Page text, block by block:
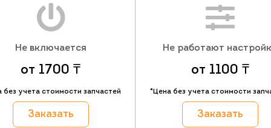
Не включается
от 1700 ₸
без учета стоимости запчастей
Заказать
Не работают
от 1100 ₸
*Цена без учета стоимости
Заказать